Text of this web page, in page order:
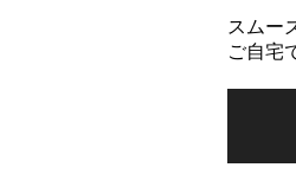
スムー
ご自宅